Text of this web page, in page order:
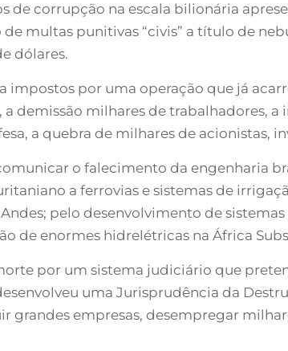
de corrupção na escala bilionária
multas punitivas “civis” a título de
dólares.
por uma operação que já
demissão milhares de trabalhadores,
a quebra de milhares de acionistas,
o falecimento da engenharia
a ferrovias e sistemas de
pelo desenvolvimento de
de enormes hidrelétricas na África
por um sistema judiciário que
uma Jurisprudência da
empresas, desempregar